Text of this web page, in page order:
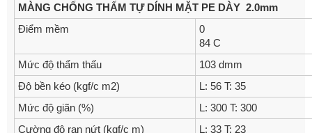
MÀNG CHỐNG THẤM TỰ DÍNH MẶT PE DÀY 2.0mm
Điểm mềm
0
84 C
Mức độ thẩm thấu
103 dmm
Độ bền kéo (kgf/c m2)
L: 56 T: 35
Mức độ giãn (%)
L: 300 T: 300
Cường độ rạn nứt (kgf/c m)
L: 33 T: 23